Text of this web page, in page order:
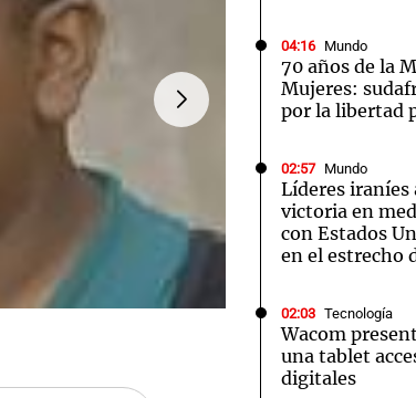
FOTO:Luis Oscar
04:16 Mundo
70 años de la
Mujeres:
por la libertad
02:57 Mundo
Líderes iraníes
victoria en
con Estados
en el estrecho
02:03 Tecnología
Wacom
una tablet
digitales
Notas
Cadena 3